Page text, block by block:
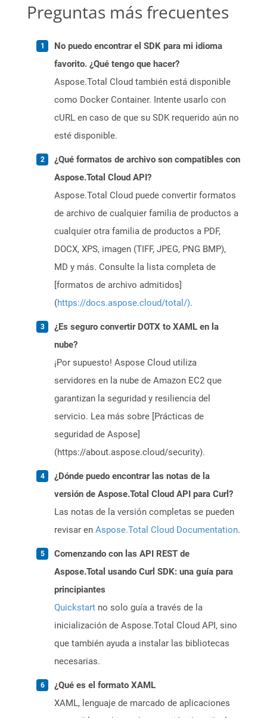
Preguntas más frecuentes
No puedo encontrar el SDK para mi idioma
favorito. ¿Qué tengo que hacer?
Aspose.Total Cloud también está disponible
como Docker Container. Intente usarlo con
cURL en caso de que su SDK requerido aún no
esté disponible.
¿Qué formatos de archivo son compatibles con
Aspose.Total Cloud API?
Aspose.Total Cloud puede convertir formatos
de archivo de cualquier familia de productos a
cualquier otra familia de productos a PDF,
DOCX, XPS, imagen (TIFF, JPEG, PNG BMP),
MD y más. Consulte la lista completa de
[formatos de archivo admitidos]
(https://docs.aspose.cloud/total/).
¿Es seguro convertir DOTX to XAML en la
nube?
¡Por supuesto! Aspose Cloud utiliza
servidores en la nube de Amazon EC2 que
garantizan la seguridad y resiliencia del
servicio. Lea más sobre [Prácticas de
seguridad de Aspose]
(https://about.aspose.cloud/security).
¿Dónde puedo encontrar las notas de la
versión de Aspose.Total Cloud API para Curl?
Las notas de la versión completas se pueden
revisar en Aspose.Total Cloud Documentation.
Comenzando con las API REST de
Aspose.Total usando Curl SDK: una guía para
principiantes
Quickstart no solo guía a través de la
inicialización de Aspose.Total Cloud API, sino
que también ayuda a instalar las bibliotecas
necesarias.
¿Qué es el formato XAML
XAML, lenguaje de marcado de aplicaciones